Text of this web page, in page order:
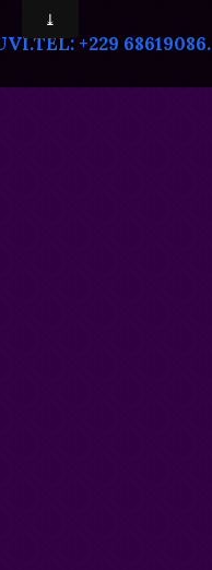
+229 68619086.